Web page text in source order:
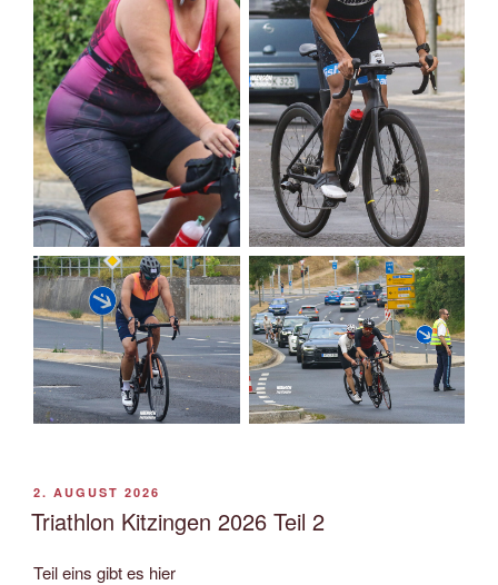
VERÖFFENTLICHT
AM
2. AUGUST 2026
Triathlon Kitzingen 2026 Teil 2
Teil eins gibt es hier